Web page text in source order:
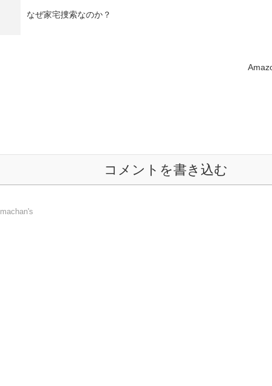
なぜ家宅捜索なのか？
コメントを書き込む